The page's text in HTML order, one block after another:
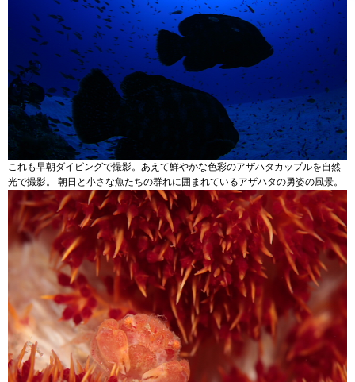
これも早朝ダイビングで撮影。あえて鮮やかな色彩のアザハタカップルを自然
光で撮影。 朝日と小さな魚たちの群れに囲まれているアザハタの勇姿の風景。